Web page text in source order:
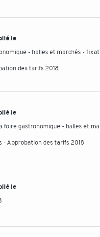
le
- halles et marchés -
des tarifs 2018
le
foire gastronomique - halles et
- Approbation des tarifs 2018
le